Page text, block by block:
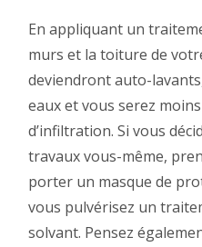
En appliquant un
murs et la toiture de
deviendront auto-
eaux et vous serez
d’infiltration. Si vous
travaux vous-même,
porter un masque de
vous pulvérisez un
solvant. Pensez